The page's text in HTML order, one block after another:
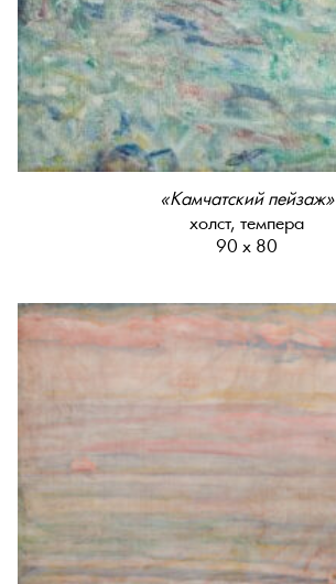
«Камчатский пейзаж»
холст, темпера
90 х 80